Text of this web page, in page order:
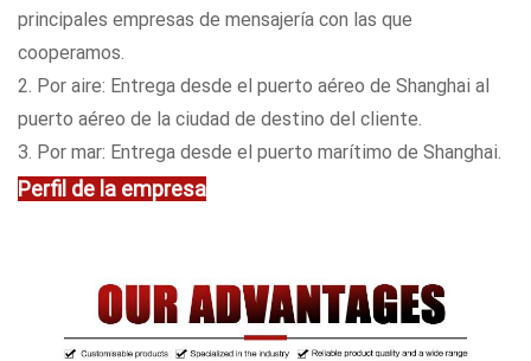
principales empresas de mensajería con las que
cooperamos.
2. Por aire: Entrega desde el puerto aéreo de Shanghai al
puerto aéreo de la ciudad de destino del cliente.
3. Por mar: Entrega desde el puerto marítimo de Shanghai.
Perfil de la empresa